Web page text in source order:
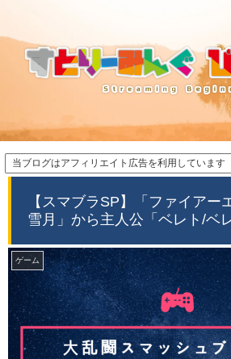
当ブログはアフィリエイト広告を利用しています
【スマブラSP】「ファイアー
雪月」から主人公「ベレト/ベ
ゲーム